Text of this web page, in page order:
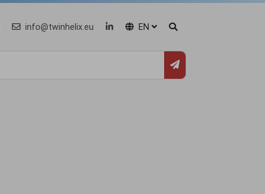
EN
info@twinhelix.eu